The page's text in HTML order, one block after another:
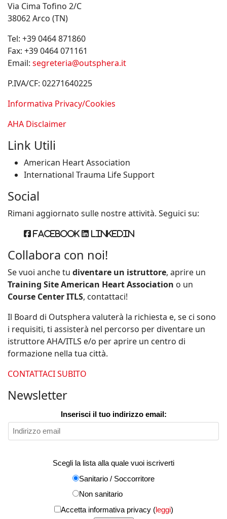
Via Cima Tofino 2/C
38062 Arco (TN)
Tel: +39 0464 871860
Fax: +39 0464 071161
Email: segreteria@outsphera.it
P.IVA/CF: 02271640225
Informativa Privacy/Cookies
AHA Disclaimer
Link Utili
American Heart Association
International Trauma Life Support
Social
Rimani aggiornato sulle nostre attività. Seguici su:
Facebook Linkedin
Collabora con noi!
Se vuoi anche tu diventare un istruttore, aprire un
Training Site American Heart Association o un
Course Center ITLS, contattaci!
Il Board di Outsphera valuterà la richiesta e, se ci sono
i requisiti, ti assisterà nel percorso per diventare un
istruttore AHA/ITLS e/o per aprire un centro di
formazione nella tua città.
CONTATTACI SUBITO
Newsletter
Inserisci il tuo indirizzo email:
Scegli la lista alla quale vuoi iscriverti
Sanitario / Soccorritore
Non sanitario
Accetta informativa privacy (leggi)